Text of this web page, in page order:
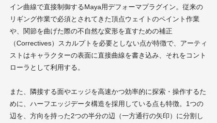
イン曲線で直接制御するMaya用デフォーマプラグイン。従来の
リギング作業で必須とされてきた頂点ウェイトのペイント作業
や、関節を曲げた際の不自然な変形を直すための補正
（Correctives）スカルプトを必要としない点が特徴で、アーティ
ストはキャラクターの表面に直接曲線を書き込み、それをコント
ローラとして利用する。
また、隣接する面やエッジを高速かつ効率的に探索・操作するた
めに、ハーフエッジデータ構造を採用している点も特徴。1つの
辺を、方向を持った2つの半分の辺（一方通行の矢印）に分割し